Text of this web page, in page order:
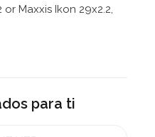
or Maxxis Ikon 29x2.2,
para ti